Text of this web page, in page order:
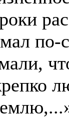
по-